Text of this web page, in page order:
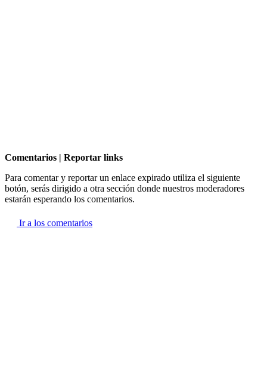
Comentarios | Reportar links
Para comentar y reportar un enlace expirado utiliza el siguiente
botón, serás dirigido a otra sección donde nuestros moderadores
estarán esperando los comentarios.
Ir a los comentarios